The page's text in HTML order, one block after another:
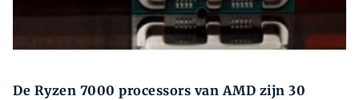
De Ryzen 7000 processors van AMD zijn 30